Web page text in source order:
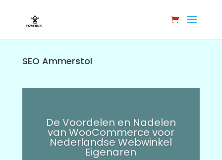
SEO Ammerstol
De Voordelen en Nadelen
van WooCommerce voor
Nederlandse Webwinkel
Eigenaren